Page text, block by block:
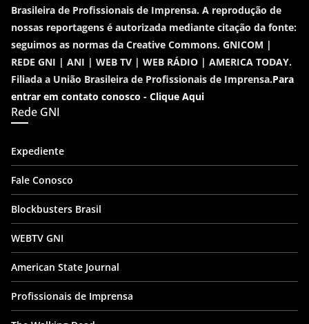
Brasileira de Profissionais de Imprensa. A reprodução de
nossas reportagens é autorizada mediante citação da fonte:
seguimos as normas da Creative Commons. GNICOM |
REDE GNI | ANI | WEB TV | WEB RÁDIO | AMERICA TODAY.
Filiada a União Brasileira de Profissionais de Imprensa.Para
entrar em contato conosco - Clique Aqui
Rede GNI
Expediente
Fale Conosco
Blockbusters Brasil
WEBTV GNI
American State Journal
Profissionais de Imprensa